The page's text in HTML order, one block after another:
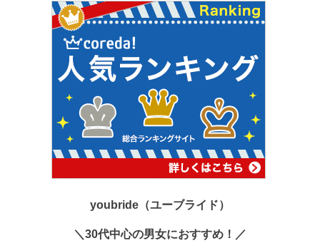
youbride（ユーブライド）
＼30代中心の男女におすすめ！／